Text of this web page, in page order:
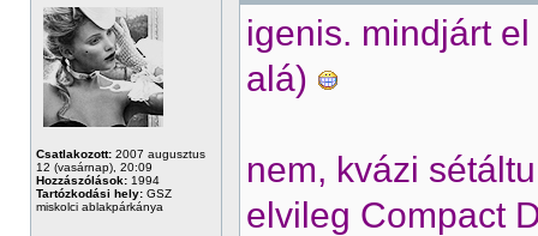
Csatlakozott: 2007 augusztus
12 (vasárnap), 20:09
Hozzászólások: 1994
Tartózkodási hely: GSZ
miskolci ablakpárkánya
igenis. mindjárt
alá)
nem, kvázi
elvileg Compact